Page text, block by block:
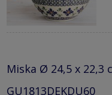
Miska Ø 24,5 x 22,3
GU1813DEKDU60